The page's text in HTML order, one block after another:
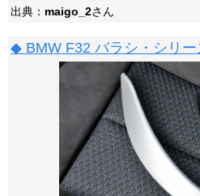
出典： maigo_2さん
◆ BMW F32 バラシ・シリ